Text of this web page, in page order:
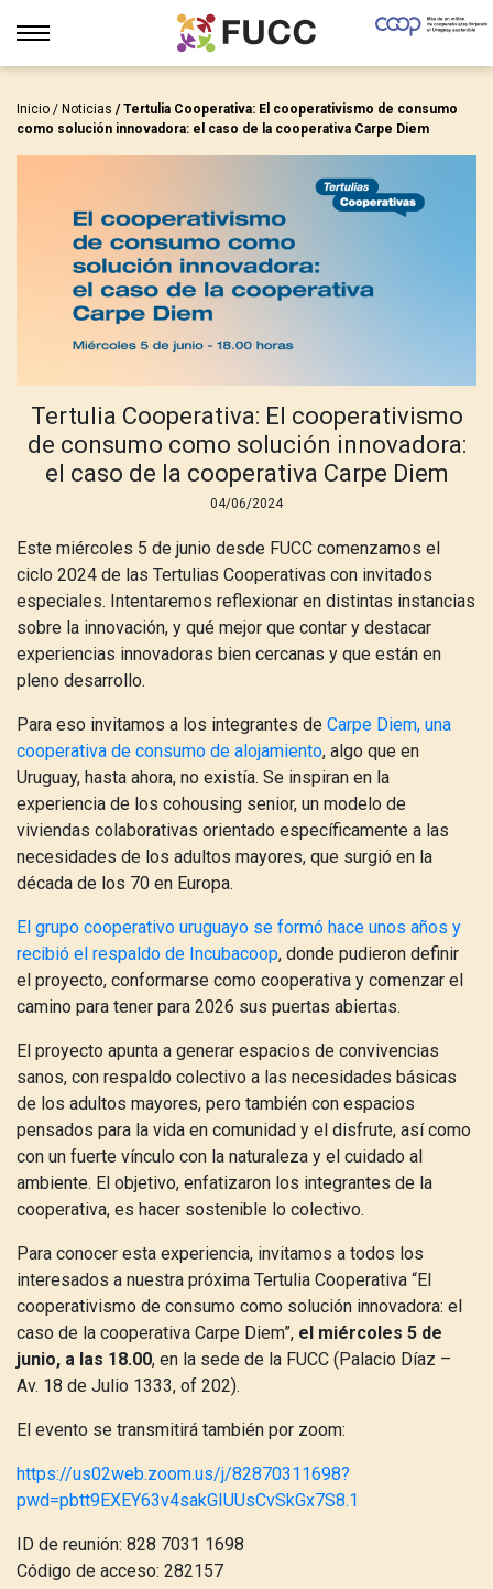
Inicio / Noticias / Tertulia Cooperativa: El cooperativismo de consumo
como solución innovadora: el caso de la cooperativa Carpe Diem
Tertulia Cooperativa: El cooperativismo
de consumo como solución innovadora:
el caso de la cooperativa Carpe Diem
04/06/2024
Este miércoles 5 de junio desde FUCC comenzamos el
ciclo 2024 de las Tertulias Cooperativas con invitados
especiales. Intentaremos reflexionar en distintas instancias
sobre la innovación, y qué mejor que contar y destacar
experiencias innovadoras bien cercanas y que están en
pleno desarrollo.
Para eso invitamos a los integrantes de Carpe Diem, una
cooperativa de consumo de alojamiento, algo que en
Uruguay, hasta ahora, no existía. Se inspiran en la
experiencia de los cohousing senior, un modelo de
viviendas colaborativas orientado específicamente a las
necesidades de los adultos mayores, que surgió en la
década de los 70 en Europa.
El grupo cooperativo uruguayo se formó hace unos años y
recibió el respaldo de Incubacoop, donde pudieron definir
el proyecto, conformarse como cooperativa y comenzar el
camino para tener para 2026 sus puertas abiertas.
El proyecto apunta a generar espacios de convivencias
sanos, con respaldo colectivo a las necesidades básicas
de los adultos mayores, pero también con espacios
pensados para la vida en comunidad y el disfrute, así como
con un fuerte vínculo con la naturaleza y el cuidado al
ambiente. El objetivo, enfatizaron los integrantes de la
cooperativa, es hacer sostenible lo colectivo.
Para conocer esta experiencia, invitamos a todos los
interesados a nuestra próxima Tertulia Cooperativa “El
cooperativismo de consumo como solución innovadora: el
caso de la cooperativa Carpe Diem”, el miércoles 5 de
junio, a las 18.00, en la sede de la FUCC (Palacio Díaz –
Av. 18 de Julio 1333, of 202).
El evento se transmitirá también por zoom:
https://us02web.zoom.us/j/82870311698?
pwd=pbtt9EXEY63v4sakGIUUsCvSkGx7S8.1
ID de reunión: 828 7031 1698
Código de acceso: 282157